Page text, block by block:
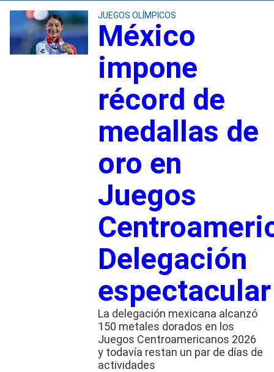
JUEGOS OLÍMPICOS
México
impone
récord de
medallas de
oro en
Juegos
Delegación
espectacular
La delegación mexicana alcanzó
150 metales dorados en los
Juegos Centroamericanos 2026
y todavía restan un par de días de
actividades